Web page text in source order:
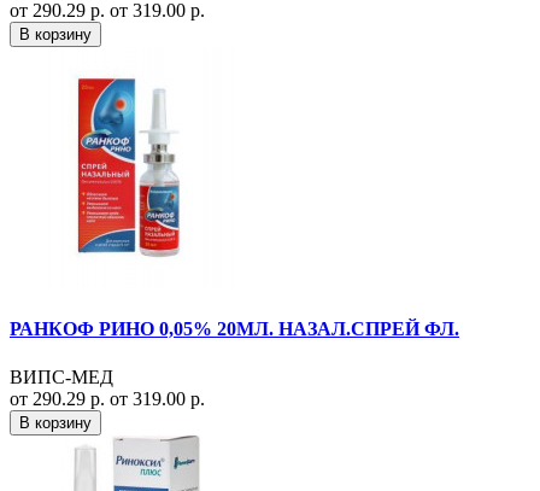
от 290.29 р. от 319.00 р.
В корзину
РАНКОФ РИНО 0,05% 20МЛ. НАЗАЛ.СПРЕЙ ФЛ.
ВИПС-МЕД
от 290.29 р. от 319.00 р.
В корзину